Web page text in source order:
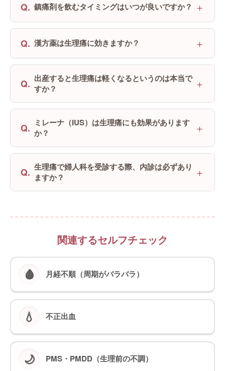
Q. 鎮痛剤を飲むタイミングはいつが良いですか？ ＋
Q. 漢方薬は生理痛に効きますか？ ＋
Q. 出産すると生理痛は軽くなるというのは本当で
すか？
＋
Q. ミレーナ（IUS）は生理痛にも効果があります
か？
＋
Q. 生理痛で婦人科を受診する際、内診は必ずあり
ますか？
＋
関連するセルフチェック
🩸 月経不順（周期がバラバラ）
💧 不正出血
🌙 PMS・PMDD（生理前の不調）